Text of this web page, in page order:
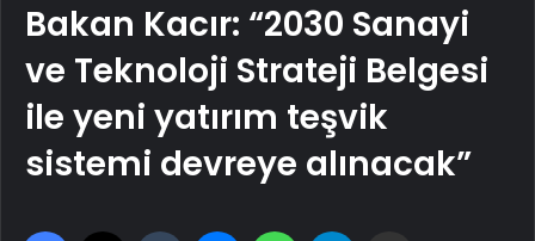
Bakan Kacır: “2030 Sanayi
ve Teknoloji Strateji Belgesi
ile yeni yatırım teşvik
sistemi devreye alınacak”
Facebook Tumblr MessengerWhatsApp